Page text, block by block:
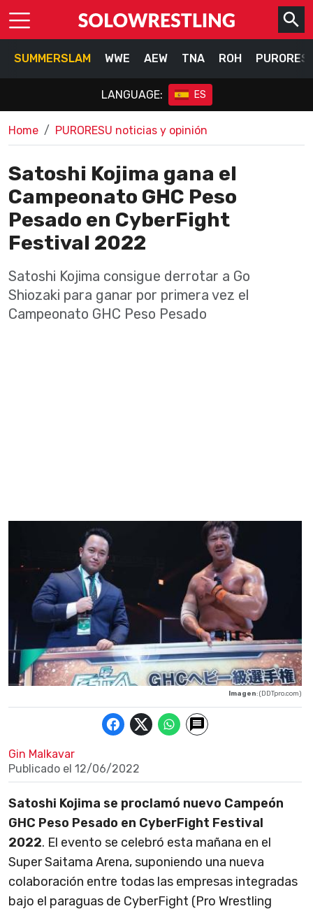
SUMMERSLAM WWE AEW TNA ROH
LANGUAGE: ES
Home PURORESU noticias y opinión
Satoshi Kojima gana el
Campeonato GHC Peso
Pesado en CyberFight
Festival 2022
Satoshi Kojima consigue derrotar a Go
Shiozaki para ganar por primera vez el
Campeonato GHC Peso Pesado
Imagen: (DDTpro.com)
Gin Malkavar
Publicado el 12/06/2022
Satoshi Kojima se proclamó nuevo Campeón
GHC Peso Pesado en CyberFight Festival
2022. El evento se celebró esta mañana en el
Super Saitama Arena, suponiendo una nueva
colaboración entre todas las empresas integradas
bajo el paraguas de CyberFight (Pro Wrestling